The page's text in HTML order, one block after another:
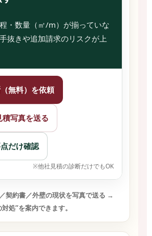
・数量（㎡/m）が揃っていな
抜きや追加請求のリスクが上
無料）を依頼
積写真を送る
だけ確認
※他社見積の診断だけでもOK
契約書／外壁の現状を写真で送る →
処”を案内できます。